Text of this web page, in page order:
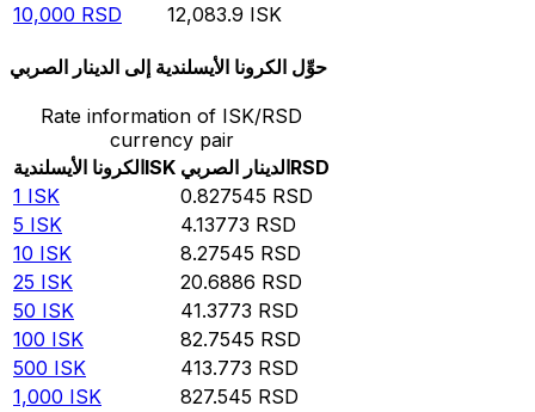
10,000 RSD 12,083.9 ISK
حوِّل الكرونا الأيسلندية إلى الدينار الصربي
Rate information of ISK/RSD
currency pair
الكرونا الأيسلنديةISK الدينار الصربيRSD
1 ISK 0.827545 RSD
5 ISK 4.13773 RSD
10 ISK 8.27545 RSD
25 ISK 20.6886 RSD
50 ISK 41.3773 RSD
100 ISK 82.7545 RSD
500 ISK 413.773 RSD
1,000 ISK 827.545 RSD